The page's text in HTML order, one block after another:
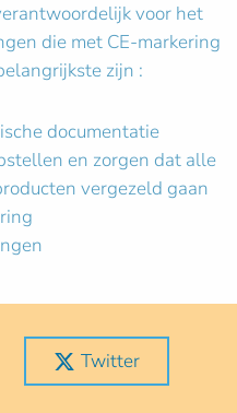
voor het
die met CE-markering
zijn :
documentatie
en zorgen dat alle
vergezeld gaan
Twitter